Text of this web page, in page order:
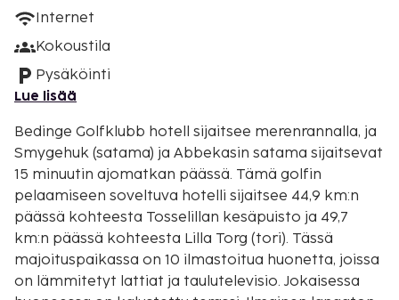
Internet
Kokoustila
Pysäköinti
Lue lisää
Bedinge Golfklubb hotell sijaitsee merenrannalla, ja
Smygehuk (satama) ja Abbekasin satama sijaitsevat
15 minuutin ajomatkan päässä. Tämä golfin
pelaamiseen soveltuva hotelli sijaitsee 44,9 km:n
päässä kohteesta Tosselillan kesäpuisto ja 49,7
km:n päässä kohteesta Lilla Torg (tori). Tässä
majoituspaikassa on 10 ilmastoitua huonetta, joissa
on lämmitetyt lattiat ja taulutelevisio. Jokaisessa